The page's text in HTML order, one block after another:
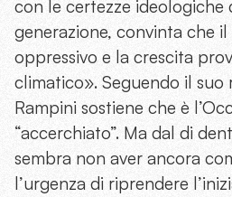
con le certezze ideologiche
generazione, convinta che
oppressivo e la crescita
climatico». Seguendo il suo
Rampini sostiene che è
“accerchiato”. Ma dal di
sembra non aver ancora
l’urgenza di riprendere